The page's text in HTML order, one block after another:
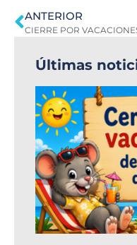
ANTERIOR
Últimas